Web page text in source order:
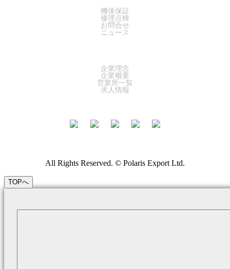
機体保証
修理点検
お問合せ
ニュース
企業理念
企業概要
営業所一覧
求人情報
All Rights Reserved. © Polaris Export Ltd.
TOPへ